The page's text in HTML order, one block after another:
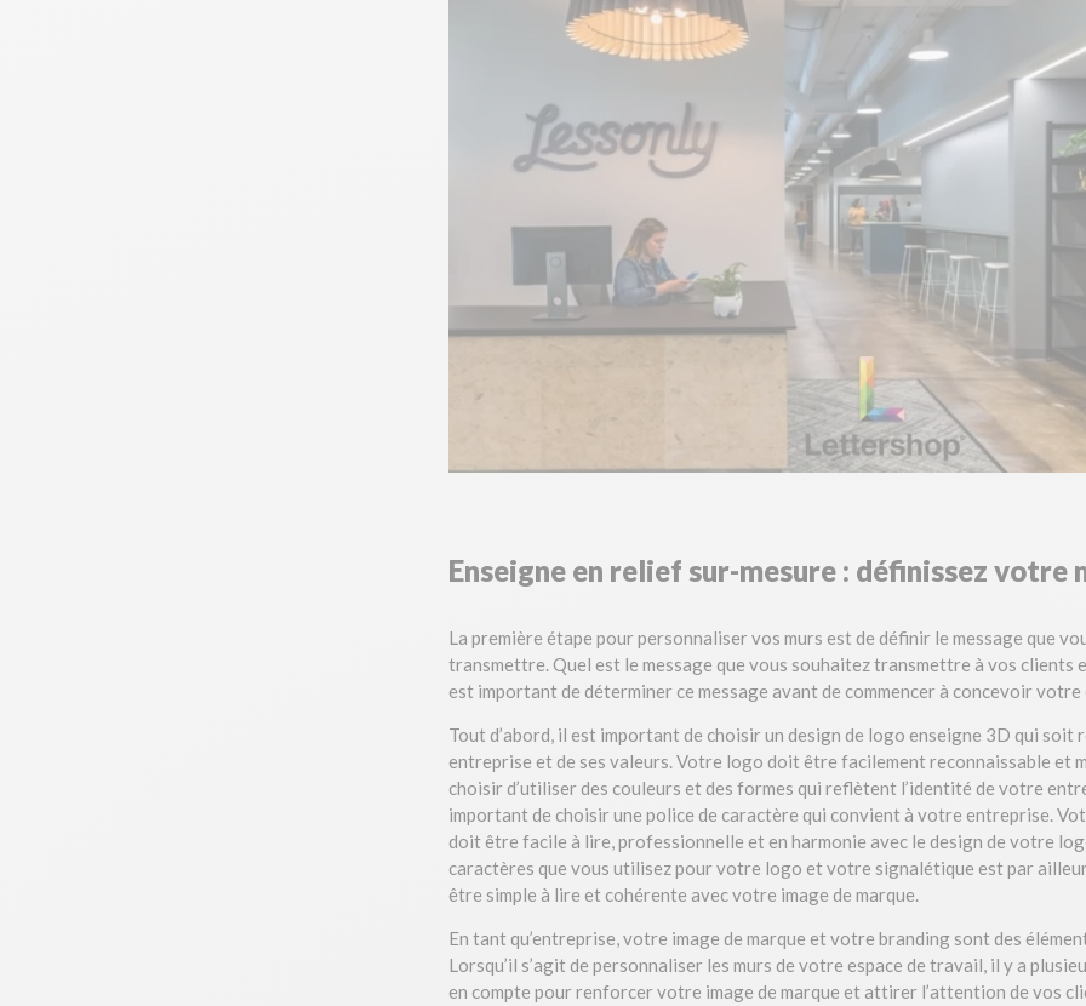
Enseigne en relief sur-mesure : définissez votre
La première étape pour personnaliser vos murs est de définir le message que
transmettre. Quel est le message que vous souhaitez transmettre à vos clients
est important de déterminer ce message avant de commencer à concevoir
Tout d’abord, il est important de choisir un design de logo enseigne 3D qui
entreprise et de ses valeurs. Votre logo doit être facilement reconnaissable et
choisir d’utiliser des couleurs et des formes qui reflètent l’identité de votre
important de choisir une police de caractère qui convient à votre entreprise.
doit être facile à lire, professionnelle et en harmonie avec le design de votre
caractères que vous utilisez pour votre logo et votre signalétique est par
être simple à lire et cohérente avec votre image de marque.
En tant qu’entreprise, votre image de marque et votre branding sont des
Lorsqu’il s’agit de personnaliser les murs de votre espace de travail, il y a
en compte pour renforcer votre image de marque et attirer l’attention de vos